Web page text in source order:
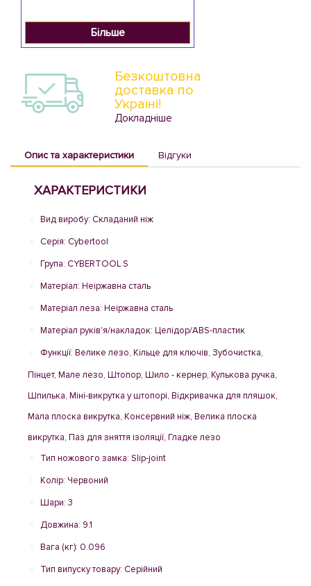
Більше
Безкоштовна
доставка по
Україні!
Докладніше
Опис та характеристики Відгуки
ХАРАКТЕРИСТИКИ
Вид виробу: Складаний ніж
Серія: Cybertool
Група: CYBERTOOL S
Матеріал: Неіржавна сталь
Матеріал леза: Неіржавна сталь
Матеріал руків'я/накладок: Целідор/ABS-пластик
Функції: Велике лезо, Кільце для ключів, Зубочистка,
Пінцет, Мале лезо, Штопор, Шило - кернер, Кулькова ручка,
Шпилька, Міні-викрутка у штопорі, Відкривачка для пляшок,
Мала плоска викрутка, Консервний ніж, Велика плоска
викрутка, Паз для зняття ізоляції, Гладке лезо
Тип ножового замка: Slip-joint
Колір: Червоний
Шари: 3
Довжина: 9.1
Вага (кг): 0.096
Тип випуску товару: Серійний